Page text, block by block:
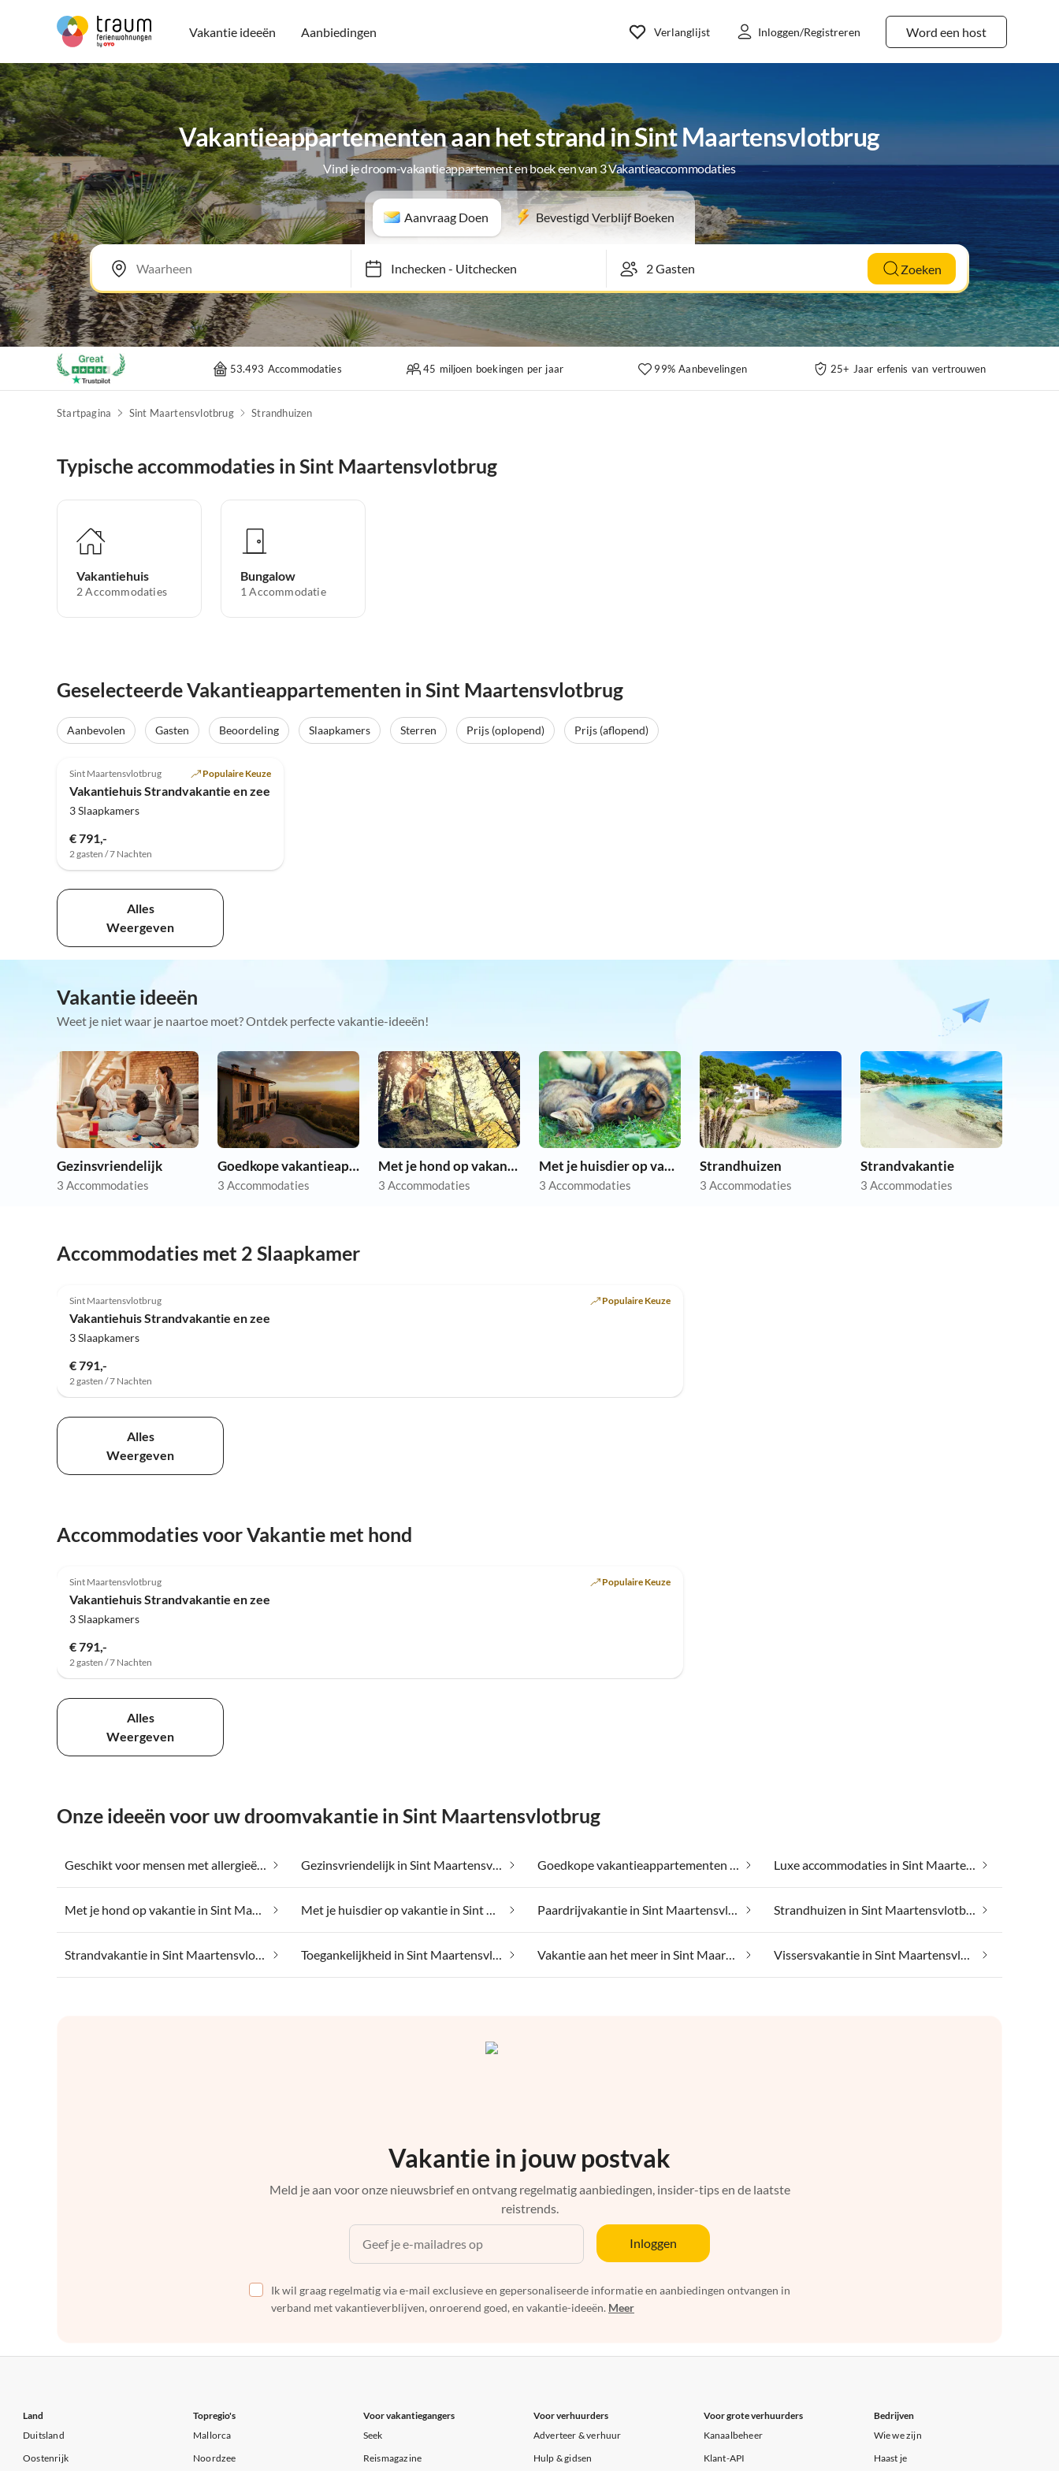
Vakantie ideeën Aanbiedingen Word een host
Verlanglijst Inloggen/Registreren
Vakantieappartementen aan het strand in Sint Maartensvlotbrug
Vind je droom-vakantieappartement en boek een van 3 Vakantieaccommodaties
Aanvraag Doen Bevestigd Verblijf Boeken
Inchecken- Uitchecken Zoeken
53.493 Accommodaties 45 miljoen boekingen per jaar 99% Aanbevelingen 25+ Jaar erfenis van vertrouwen
Startpagina Sint Maartensvlotbrug Strandhuizen
Typische accommodaties in Sint Maartensvlotbrug
Vakantiehuis
2 Accommodaties
Bungalow
1 Accommodatie
Geselecteerde Vakantieappartementen in Sint Maartensvlotbrug
Aanbevolen Gasten Beoordeling Slaapkamers Sterren Prijs (oplopend) Prijs (aflopend)
Sint Maartensvlotbrug Populaire Keuze
Vakantiehuis Strandvakantie en zee
3 Slaapkamers
€ 791,-
2 gasten / 7 Nachten
Alles
Weergeven
Vakantie ideeën
Weet je niet waar je naartoe moet? Ontdek perfecte vakantie-ideeën!
Gezinsvriendelijk
3 Accommodaties
Goedkope vakantieappartementen
3 Accommodaties
Met je hond op vakantie
3 Accommodaties
Met je huisdier op vakantie
3 Accommodaties
Strandhuizen
3 Accommodaties
Strandvakantie
3 Accommodaties
Accommodaties met 2 Slaapkamer
Sint Maartensvlotbrug Populaire Keuze
Vakantiehuis Strandvakantie en zee
3 Slaapkamers
€ 791,-
2 gasten / 7 Nachten
Alles
Weergeven
Accommodaties voor Vakantie met hond
Sint Maartensvlotbrug Populaire Keuze
Vakantiehuis Strandvakantie en zee
3 Slaapkamers
€ 791,-
2 gasten / 7 Nachten
Alles
Weergeven
Onze ideeën voor uw droomvakantie in Sint Maartensvlotbrug
Geschikt voor mensen met allergieën in Sint Maartensvlotbrug Gezinsvriendelijk in Sint Maartensvlotbrug Goedkope vakantieappartementen in Sint Maartensvlotbrug Luxe accommodaties in Sint Maartensvlotbrug
Met je hond op vakantie in Sint Maartensvlotbrug Met je huisdier op vakantie in Sint Maartensvlotbrug Paardrijvakantie in Sint Maartensvlotbrug Strandhuizen in Sint Maartensvlotbrug
Strandvakantie in Sint Maartensvlotbrug Toegankelijkheid in Sint Maartensvlotbrug Vakantie aan het meer in Sint Maartensvlotbrug Vissersvakantie in Sint Maartensvlotbrug
Vakantie in jouw postvak
Meld je aan voor onze nieuwsbrief en ontvang regelmatig aanbiedingen, insider-tips en de laatste
reistrends.
Inloggen
Ik wil graag regelmatig via e-mail exclusieve en gepersonaliseerde informatie en aanbiedingen ontvangen in
verband met vakantieverblijven, onroerend goed, en vakantie-ideeën. Meer
Land
Duitsland
Oostenrijk
Topregio's
Mallorca
Noordzee
Voor vakantiegangers
Seek
Reismagazine
Voor verhuurders
Adverteer & verhuur
Hulp & gidsen
Voor grote verhuurders
Kanaalbeheer
Klant-API
Bedrijven
Wie we zijn
Haast je